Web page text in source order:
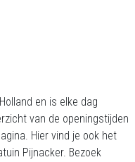
en is elke dag
van de openingstijden
Hier vind je ook het
Pijnacker. Bezoek